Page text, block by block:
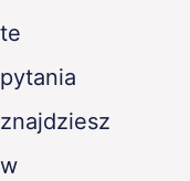
te
pytania
znajdziesz
w